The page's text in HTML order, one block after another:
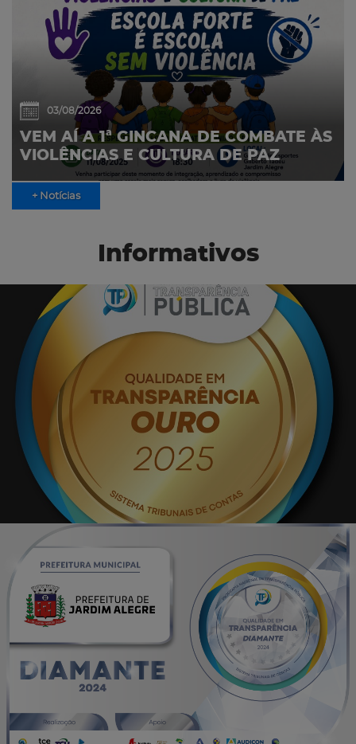
03/08/2026
VEM AÍ A 1ª GINCANA DE COMBATE ÀS
VIOLÊNCIAS E CULTURA DE PAZ
+ Notícias
Informativos